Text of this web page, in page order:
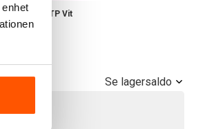
2xCat6 UTP Vit
Se lagersaldo